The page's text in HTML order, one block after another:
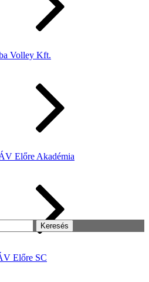
Volley Kft.
Előre Akadémia
Előre SC